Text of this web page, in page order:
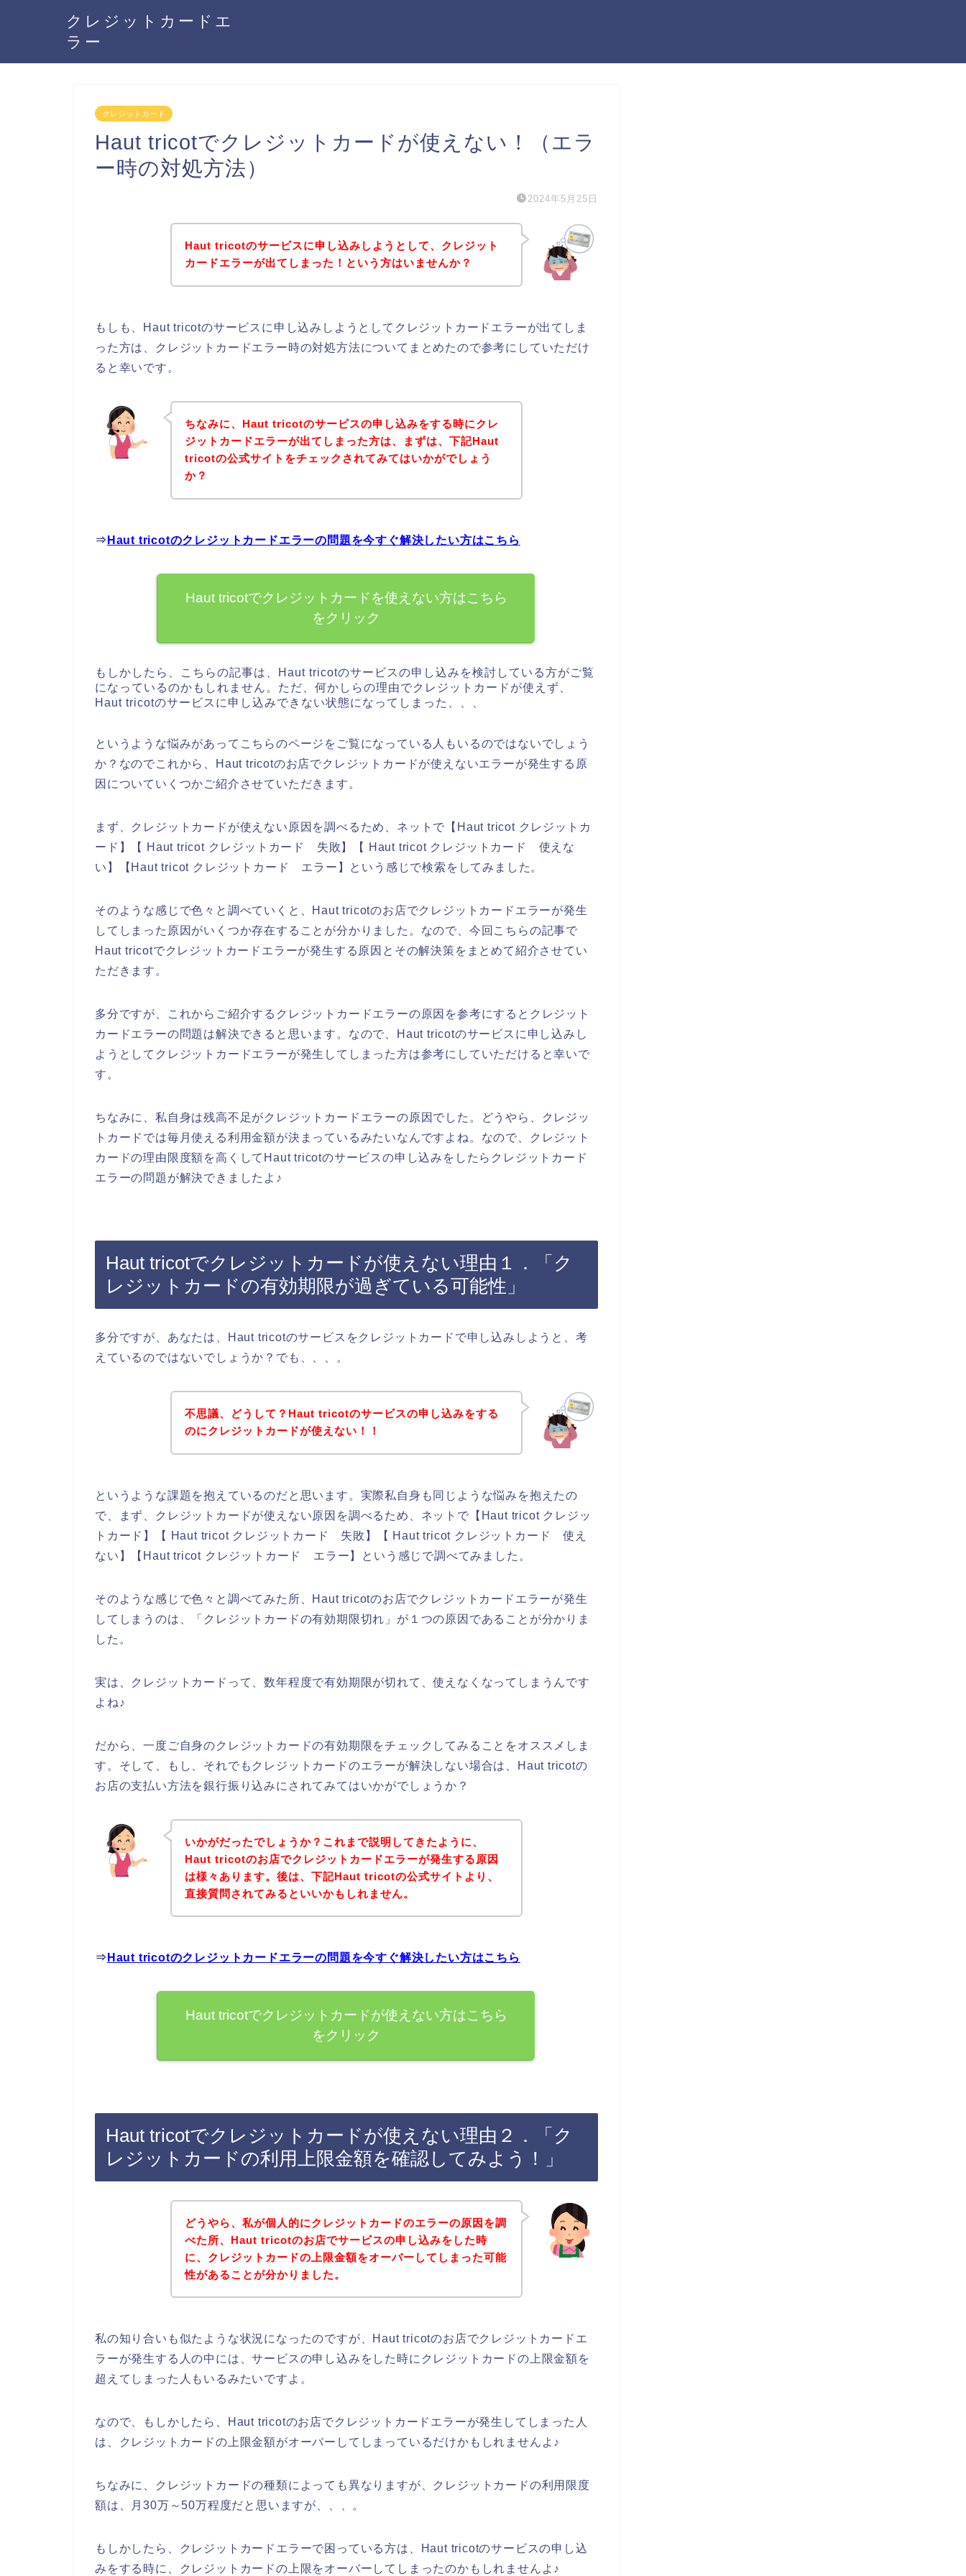
クレジットカードエ
ラー
クレジットカード
Haut tricotでクレジットカードが使えない！（エラ
ー時の対処方法）
2024年5月25日
Haut tricotのサービスに申し込みしようとして、クレジット
カードエラーが出てしまった！という方はいませんか？
もしも、Haut tricotのサービスに申し込みしようとしてクレジットカードエラーが出てしま
った方は、クレジットカードエラー時の対処方法についてまとめたので参考にしていただけ
ると幸いです。
ちなみに、Haut tricotのサービスの申し込みをする時にクレ
ジットカードエラーが出てしまった方は、まずは、下記Haut
tricotの公式サイトをチェックされてみてはいかがでしょう
か？
⇒ Haut tricotのクレジットカードエラーの問題を今すぐ解決したい方はこちら
Haut tricotでクレジットカードを使えない方はこちら
をクリック
もしかしたら、こちらの記事は、Haut tricotのサービスの申し込みを検討している方がご覧
になっているのかもしれません。ただ、何かしらの理由でクレジットカードが使えず、
Haut tricotのサービスに申し込みできない状態になってしまった、、、
というような悩みがあってこちらのページをご覧になっている人もいるのではないでしょう
か？なのでこれから、Haut tricotのお店でクレジットカードが使えないエラーが発生する原
因についていくつかご紹介させていただきます。
まず、クレジットカードが使えない原因を調べるため、ネットで【Haut tricot クレジットカ
ード】【 Haut tricot クレジットカード 失敗】【 Haut tricot クレジットカード 使えな
い】【Haut tricot クレジットカード エラー】という感じで検索をしてみました。
そのような感じで色々と調べていくと、Haut tricotのお店でクレジットカードエラーが発生
してしまった原因がいくつか存在することが分かりました。なので、今回こちらの記事で
Haut tricotでクレジットカードエラーが発生する原因とその解決策をまとめて紹介させてい
ただきます。
多分ですが、これからご紹介するクレジットカードエラーの原因を参考にするとクレジット
カードエラーの問題は解決できると思います。なので、Haut tricotのサービスに申し込みし
ようとしてクレジットカードエラーが発生してしまった方は参考にしていただけると幸いで
す。
ちなみに、私自身は残高不足がクレジットカードエラーの原因でした。どうやら、クレジッ
トカードでは毎月使える利用金額が決まっているみたいなんですよね。なので、クレジット
カードの理由限度額を高くしてHaut tricotのサービスの申し込みをしたらクレジットカード
エラーの問題が解決できましたよ♪
Haut tricotでクレジットカードが使えない理由１．「ク
レジットカードの有効期限が過ぎている可能性」
多分ですが、あなたは、Haut tricotのサービスをクレジットカードで申し込みしようと、考
えているのではないでしょうか？でも、、、。
不思議、どうして？Haut tricotのサービスの申し込みをする
のにクレジットカードが使えない！！
というような課題を抱えているのだと思います。実際私自身も同じような悩みを抱えたの
で、まず、クレジットカードが使えない原因を調べるため、ネットで【Haut tricot クレジッ
トカード】【 Haut tricot クレジットカード 失敗】【 Haut tricot クレジットカード 使え
ない】【Haut tricot クレジットカード エラー】という感じで調べてみました。
そのような感じで色々と調べてみた所、Haut tricotのお店でクレジットカードエラーが発生
してしまうのは、「クレジットカードの有効期限切れ」が１つの原因であることが分かりま
した。
実は、クレジットカードって、数年程度で有効期限が切れて、使えなくなってしまうんです
よね♪
だから、一度ご自身のクレジットカードの有効期限をチェックしてみることをオススメしま
す。そして、もし、それでもクレジットカードのエラーが解決しない場合は、Haut tricotの
お店の支払い方法を銀行振り込みにされてみてはいかがでしょうか？
いかがだったでしょうか？これまで説明してきたように、
Haut tricotのお店でクレジットカードエラーが発生する原因
は様々あります。後は、下記Haut tricotの公式サイトより、
直接質問されてみるといいかもしれません。
⇒ Haut tricotのクレジットカードエラーの問題を今すぐ解決したい方はこちら
Haut tricotでクレジットカードが使えない方はこちら
をクリック
Haut tricotでクレジットカードが使えない理由２．「ク
レジットカードの利用上限金額を確認してみよう！」
どうやら、私が個人的にクレジットカードのエラーの原因を調
べた所、Haut tricotのお店でサービスの申し込みをした時
に、クレジットカードの上限金額をオーバーしてしまった可能
性があることが分かりました。
私の知り合いも似たような状況になったのですが、Haut tricotのお店でクレジットカードエ
ラーが発生する人の中には、サービスの申し込みをした時にクレジットカードの上限金額を
超えてしまった人もいるみたいですよ。
なので、もしかしたら、Haut tricotのお店でクレジットカードエラーが発生してしまった人
は、クレジットカードの上限金額がオーバーしてしまっているだけかもしれませんよ♪
ちなみに、クレジットカードの種類によっても異なりますが、クレジットカードの利用限度
額は、月30万～50万程度だと思いますが、、、。
もしかしたら、クレジットカードエラーで困っている方は、Haut tricotのサービスの申し込
みをする時に、クレジットカードの上限をオーバーしてしまったのかもしれませんよ♪